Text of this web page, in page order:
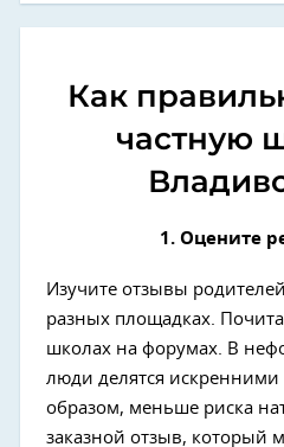
Как
частную
1. Оцените
Изучите отзывы
разных площадках.
школах на форумах. В
люди делятся
образом, меньше риска
заказной отзыв, который